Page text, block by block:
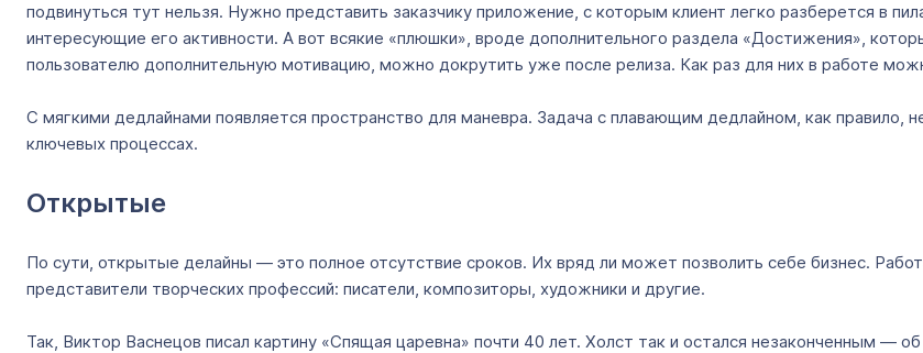
подвинуться тут нельзя. Нужно представить заказчику приложение, с которым клиент легко разберется в
интересующие его активности. А вот всякие «плюшки», вроде дополнительного раздела «Достижения»,
пользователю дополнительную мотивацию, можно докрутить уже после релиза. Как раз для них в работе
С мягкими дедлайнами появляется пространство для маневра. Задача с плавающим дедлайном, как правило,
ключевых процессах.
Открытые
По сути, открытые делайны — это полное отсутствие сроков. Их вряд ли может позволить себе бизнес.
представители творческих профессий: писатели, композиторы, художники и другие.
Так, Виктор Васнецов писал картину «Спящая царевна» почти 40 лет. Холст так и остался незаконченным —